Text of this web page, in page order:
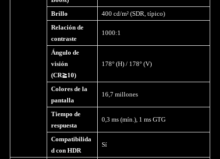
Brillo
400 cd/m² (SDR, típico)
Relación de
contraste
1000:1
Ángulo de
visión
(CR≧10)
178° (H) / 178° (V)
Colores de la
pantalla
16,7 millones
Tiempo de
respuesta
0,3 ms (mín.), 1 ms GTG
Compatibilida
d con HDR
Sí